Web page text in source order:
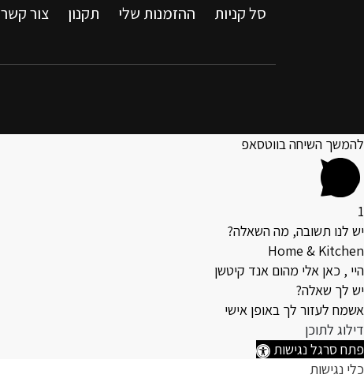
סל קניות ההזמנות שלי תקנון צור קשר
להמשך השיחה בווטסאפ
1
יש לנו תשובה, מה השאלה?
Home & Kitchen
היי , כאן אלי מהום אנד קיטשן
יש לך שאלה?
אשמח לעזור לך באופן אישי
דילוג לתוכן
פתח סרגל נגישות
כלי נגישות